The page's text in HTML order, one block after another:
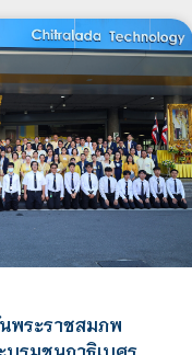
พระราชสมภพ